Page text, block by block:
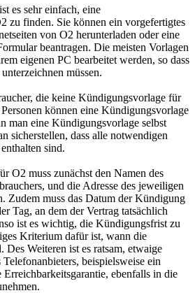
es sehr einfach, eine
zu finden. Sie können ein vorgefertigtes
von O2 herunterladen oder eine
beantragen. Die meisten Vorlagen
eigenen PC bearbeitet werden, so dass
müssen.
die keine Kündigungsvorlage für
können eine Kündigungsvorlage
man eine Kündigungsvorlage selbst
sicherstellen, dass alle notwendigen
sind.
O2 muss zunächst den Namen des
und die Adresse des jeweiligen
Zudem muss das Datum der Kündigung
Tag, an dem der Vertrag tatsächlich
ist es wichtig, die Kündigungsfrist zu
Kriterium dafür ist, wann die
Weiteren ist es ratsam, etwaige
beispielsweise ein
ebenfalls in die